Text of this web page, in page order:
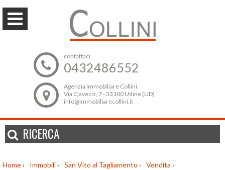
contattaci
0432486552
Agenzia Immobiliare Collini
Via Cjavecis, 7 - 33100 Udine (UD)
info@immobiliarecollini.it
RICERCA
Home› Immobili› San Vito al Tagliamento › Vendita ›